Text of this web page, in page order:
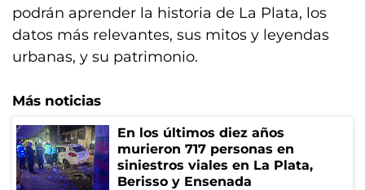
podrán aprender la historia de La Plata, los
datos más relevantes, sus mitos y leyendas
urbanas, y su patrimonio.
Más noticias
En los últimos diez años
murieron 717 personas en
siniestros viales en La Plata,
Berisso y Ensenada